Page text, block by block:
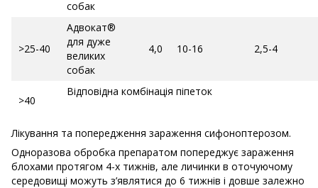
собак
>25-40
Адвокат®
для дуже
великих
собак
4,0 10-16 2,5-4
>40
Відповідна комбінація піпеток
Лікування та попередження зараження сифоноптерозом.
Одноразова обробка препаратом попереджує зараження
блохами протягом 4-х тижнів, але личинки в оточуючому
середовищі можуть з’являтися до 6 тижнів і довше залежно